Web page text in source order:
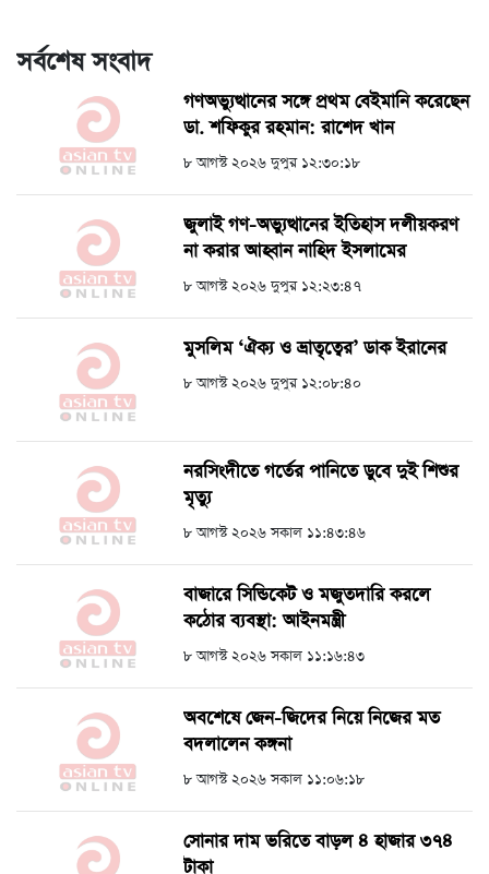
সর্বশেষ সংবাদ
গণঅভ্যুত্থানের সঙ্গে প্রথম বেইমানি করেছেন
ডা. শফিকুর রহমান: রাশেদ খান
৮ আগস্ট ২০২৬ দুপুর ১২:৩০:১৮
জুলাই গণ-অভ্যুত্থানের ইতিহাস দলীয়করণ
না করার আহ্বান নাহিদ ইসলামের
৮ আগস্ট ২০২৬ দুপুর ১২:২৩:৪৭
মুসলিম ‘ঐক্য ও ভ্রাতৃত্বের’ ডাক ইরানের
৮ আগস্ট ২০২৬ দুপুর ১২:০৮:৪০
নরসিংদীতে গর্তের পানিতে ডুবে দুই শিশুর
মৃত্যু
৮ আগস্ট ২০২৬ সকাল ১১:৪৩:৪৬
বাজারে সিন্ডিকেট ও মজুতদারি করলে
কঠোর ব্যবস্থা: আইনমন্ত্রী
৮ আগস্ট ২০২৬ সকাল ১১:১৬:৪৩
অবশেষে জেন-জিদের নিয়ে নিজের মত
বদলালেন কঙ্গনা
৮ আগস্ট ২০২৬ সকাল ১১:০৬:১৮
সোনার দাম ভরিতে বাড়ল ৪ হাজার ৩৭৪
টাকা